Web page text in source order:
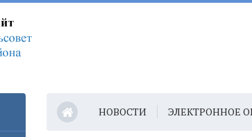
НОВОСТИ ЭЛЕКТРОННОЕ